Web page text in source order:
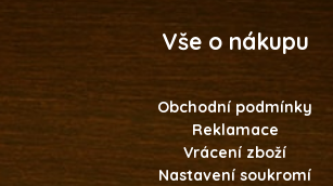
Vše o nákupu
Obchodní podmínky
Reklamace
Vrácení zboží
Nastavení soukromí